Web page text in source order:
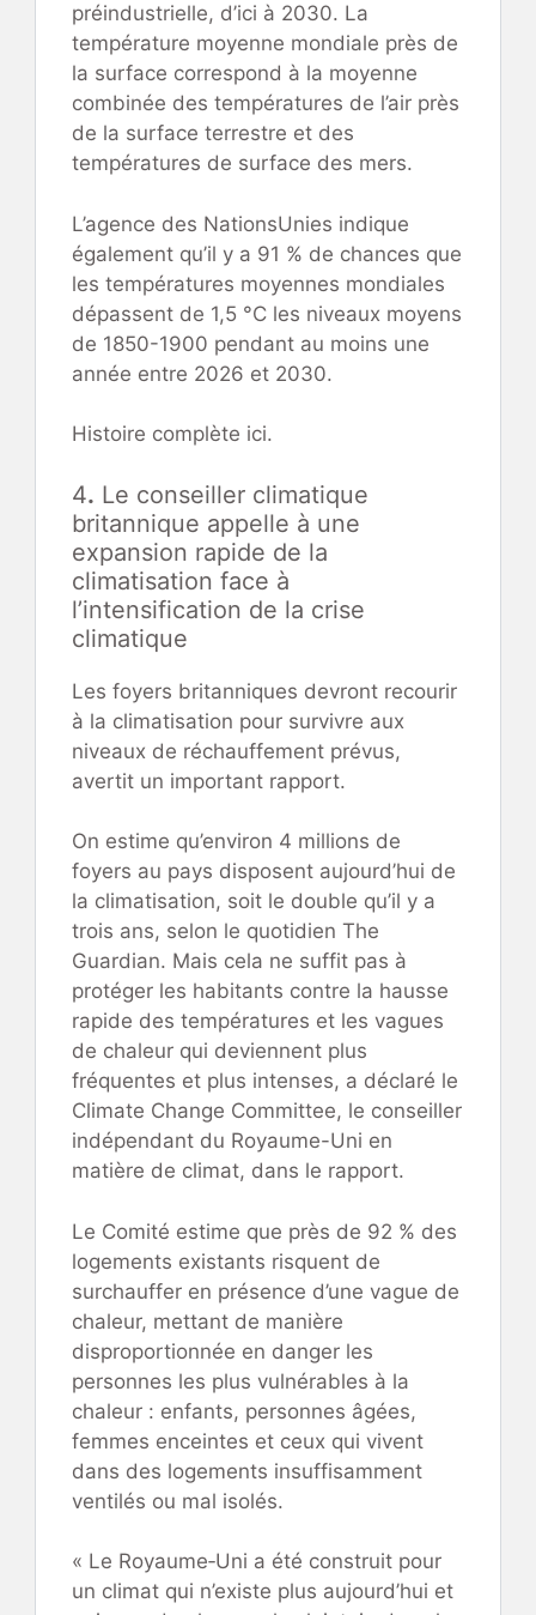
préindustrielle, d’ici à 2030. La
température moyenne mondiale près de
la surface correspond à la moyenne
combinée des températures de l’air près
de la surface terrestre et des
températures de surface des mers.
L’agence des NationsUnies indique
également qu’il y a 91 % de chances que
les températures moyennes mondiales
dépassent de 1,5 °C les niveaux moyens
de 1850-1900 pendant au moins une
année entre 2026 et 2030.
Histoire complète ici.
4. Le conseiller climatique
britannique appelle à une
expansion rapide de la
climatisation face à
l’intensification de la crise
climatique
Les foyers britanniques devront recourir
à la climatisation pour survivre aux
niveaux de réchauffement prévus,
avertit un important rapport.
On estime qu’environ 4 millions de
foyers au pays disposent aujourd’hui de
la climatisation, soit le double qu’il y a
trois ans, selon le quotidien The
Guardian. Mais cela ne suffit pas à
protéger les habitants contre la hausse
rapide des températures et les vagues
de chaleur qui deviennent plus
fréquentes et plus intenses, a déclaré le
Climate Change Committee, le conseiller
indépendant du Royaume-Uni en
matière de climat, dans le rapport.
Le Comité estime que près de 92 % des
logements existants risquent de
surchauffer en présence d’une vague de
chaleur, mettant de manière
disproportionnée en danger les
personnes les plus vulnérables à la
chaleur : enfants, personnes âgées,
femmes enceintes et ceux qui vivent
dans des logements insuffisamment
ventilés ou mal isolés.
« Le Royaume‑Uni a été construit pour
un climat qui n’existe plus aujourd’hui et